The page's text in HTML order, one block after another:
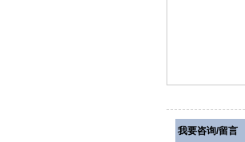
我要咨询/留言